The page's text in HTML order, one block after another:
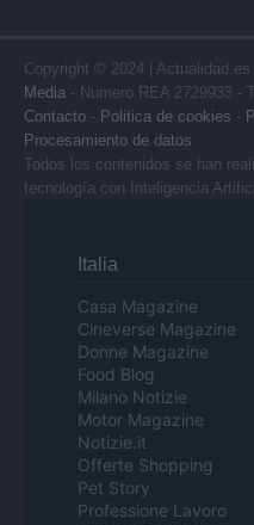
Copyright © 2024 |
Media - Numero REA 2729933 -
Contacto - Politica de cookies -
Procesamiento de datos
Todos los contenidos se han
tecnología con Inteligencia
Italia
Casa Magazine
Cineverse Magazine
Donne Magazine
Food Blog
Milano Notizie
Motor Magazine
Notizie.it
Offerte Shopping
Pet Story
Professione Lavoro